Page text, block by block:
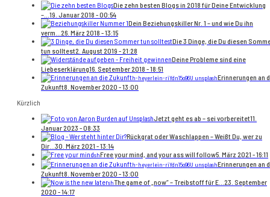
Die zehn besten Blogs in 2018 für Deine Entwicklung
–... 19. Januar 2018 - 00:54
Dein Beziehungskiller Nr. 1 – und wie Du ihn
verm... 26. März 2018 - 13:15
Die 3 Dinge, die Du diesen
tun solltest2. August 2019 - 21:28
Deine Probleme sind eine
Liebeserklärung16. September 2018 - 18:51
h-heyerlein-riYdn15o96U unsplashErinnerungen an
Zukunft8. November 2020 - 13:00
Kürzlich
Jetzt geht es ab – sei vorbereitet11.
Januar 2023 - 08:33
Rückgrat oder Waschlappen – Weißt Du, wer zu
Dir... 30. März 2021 - 13:14
shFree your mind, and your ass will follow5. März 2021 - 16:11
h-heyerlein-riYdn15o96U unsplashErinnerungen an
Zukunft8. November 2020 - 13:00
shThe game of „now“ – Treibstoff für E... 23. September
2020 - 14:17